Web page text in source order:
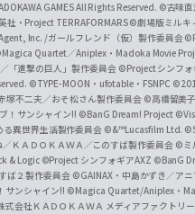
GAMES All Rights Reserved. ©古味直
社・Project TERRAFORMARS©劇場版ミルキ
Inc. /ガールフレンド（仮）製作委員会
Quartet／Aniplex・Madoka Movie
「進撃の巨人」製作委員会 ©Project シンフォ
©TYPE-MOON・ufotable・FSNPC
塚不二夫／おそ松さん製作委員会 ©高橋留美
！サンシャイン!! ©BanG Dream! Project
異世界生活製作委員会 ©&™Lucasfilm Ltd.
ＫＡＤＯＫＡＷＡ／このすば製作委員会 ©ミ
& Logic ©Project シンフォギアAXZ ©BanG
ば２製作委員会 ©GAINAX・中島かずき／ア
サンシャイン!! ©Magica Quartet/Aniplex・
会社ＫＡＤＯＫＡＷＡ メディアファクトリ